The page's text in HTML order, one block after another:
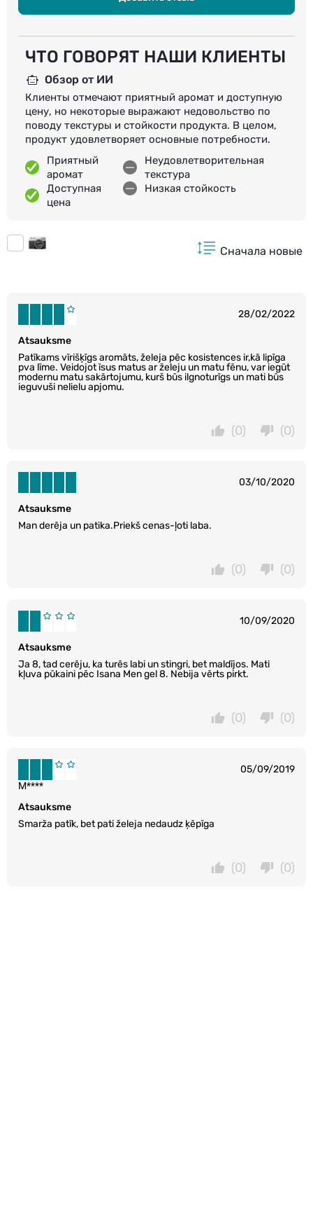
ЧТО ГОВОРЯТ НАШИ КЛИЕНТЫ
Обзор от ИИ
Клиенты отмечают приятный аромат и доступную
цену, но некоторые выражают недовольство по
поводу текстуры и стойкости продукта. В целом,
продукт удовлетворяет основные потребности.
Приятный
аромат
Доступная
цена
Неудовлетворительная
текстура
Низкая стойкость
Сначала новые
28/02/2022
Atsauksme
Patīkams vīrišķīgs aromāts, želeja pēc kosistences ir,kā lipīga
pva līme. Veidojot īsus matus ar želeju un matu fēnu, var iegūt
modernu matu sakārtojumu, kurš būs ilgnoturīgs un mati būs
ieguvuši nelielu apjomu.
(0)
(0)
03/10/2020
Atsauksme
Man derēja un patika.Priekš cenas-ļoti laba.
(0)
(0)
10/09/2020
Atsauksme
Ja 8, tad cerēju, ka turēs labi un stingri, bet maldījos. Mati
kļuva pūkaini pēc Isana Men gel 8. Nebija vērts pirkt.
(0)
(0)
05/09/2019
Atsauksme
Smarža patīk, bet pati želeja nedaudz ķēpīga
M****
(0)
(0)